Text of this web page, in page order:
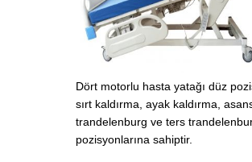
Dört motorlu hasta yatağı düz
sırt kaldırma, ayak kaldırma,
trandelenburg ve ters
pozisyonlarına sahiptir.